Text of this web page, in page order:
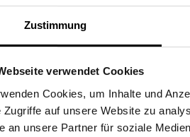
Zustimmung
verwendet Cookies
Cookies, um Inhalte und
Zugriffe auf unsere Website zu
an unsere Partner für soziale
Mütze 1 hält noch so kalten
sie von Natur aus geruchsresistent
sind auch schweißtreibende
Problem.
3610
Sind
Ich bestätige, dass ich